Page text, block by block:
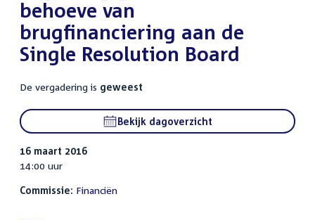
behoeve van
brugfinanciering aan de
Single Resolution Board
De vergadering is geweest
Bekijk dagoverzicht
16 maart 2016
14:00 uur
Commissie: Financiën